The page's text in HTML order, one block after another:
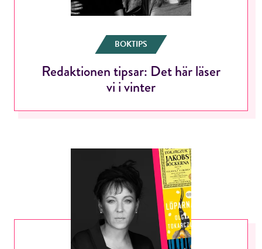
BOKTIPS
Redaktionen tipsar: Det här läser
vi i vinter